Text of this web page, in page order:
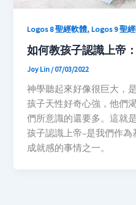
Logos 8 聖經軟體,Logos 9 聖
如何教孩子認識上帝
Joy Lin/07/03/2022
神學聽起來好像很巨大，
孩子天性好奇心強，他們
們所意識的還要多。這就
孩子認識上帝–是我們作
成就感的事情之一。